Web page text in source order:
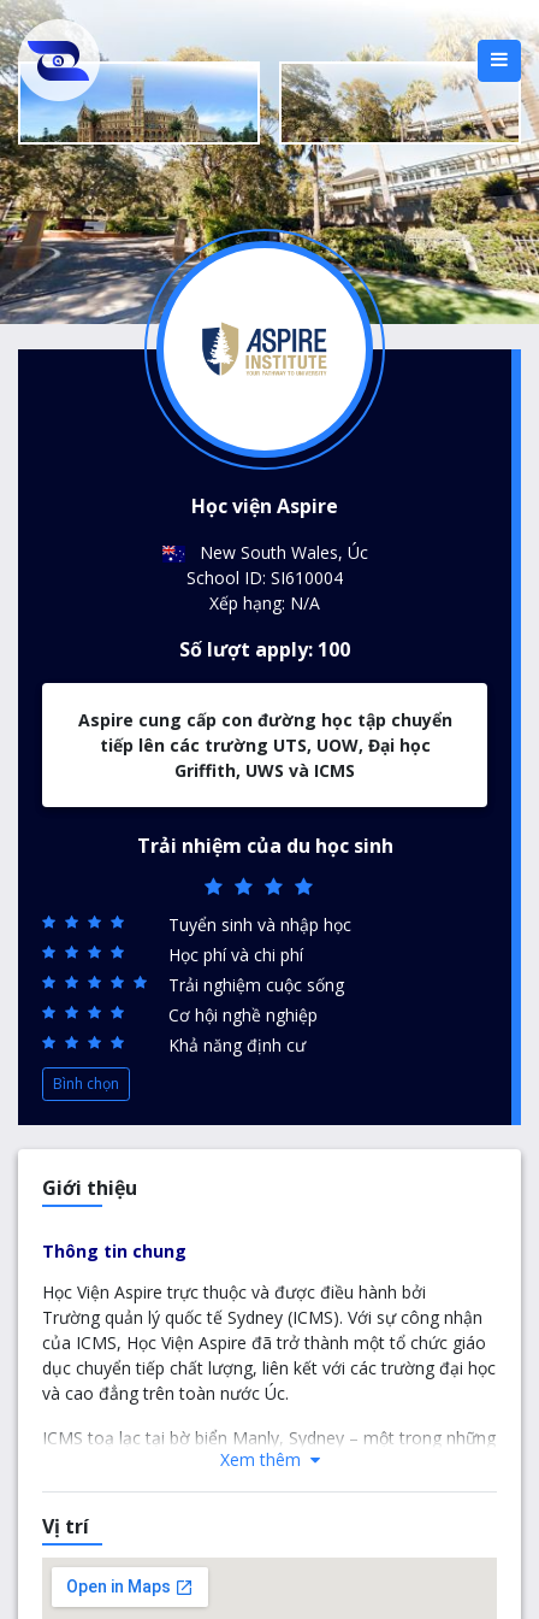
Học viện Aspire
New South Wales, Úc
School ID: SI610004
Xếp hạng: N/A
Số lượt apply: 100
Aspire cung cấp con đường học tập chuyển
tiếp lên các trường UTS, UOW, Đại học
Griffith, UWS và ICMS
Trải nhiệm của du học sinh
Tuyển sinh và nhập học
Học phí và chi phí
Trải nghiệm cuộc sống
Cơ hội nghề nghiệp
Khả năng định cư
Bình chọn
Giới thiệu
Thông tin chung
Học Viện Aspire trực thuộc và được điều hành bởi
Trường quản lý quốc tế Sydney (ICMS). Với sự công nhận
của ICMS, Học Viện Aspire đã trở thành một tổ chức giáo
dục chuyển tiếp chất lượng, liên kết với các trường đại học
và cao đẳng trên toàn nước Úc.
ICMS toạ lạc tại bờ biển Manly, Sydney – một trong những
bờ biển đẹp và là điểm đến du lịch nổi tiếng tại Úc. ICMS
nổi tiếng với khuân viên được xây dựng theo kiểu hình lâu
đài, toạ lạc trên ngọn đồi nhìn xuống bờ biển. Nơi đây sẽ
là một trong những khu học xá hoàn hảo cho những sinh
viên muốn theo đuổi ngành Du lich nhà hàng khách sạn!
Trường tọa lạc tại khu dân cư nổi tiếng của Sydney, chạy
Xem thêm
Vị trí